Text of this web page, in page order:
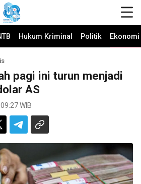
Hukum Kriminal Politik
pagi ini turun menjadi
AS
WIB